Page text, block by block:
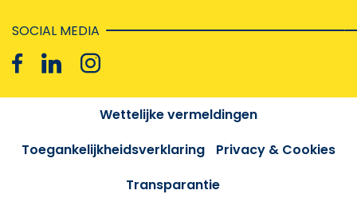
SOCIAL MEDIA
Wettelijke vermeldingen
Toegankelijkheidsverklaring
Privacy & Cookies
Transparantie